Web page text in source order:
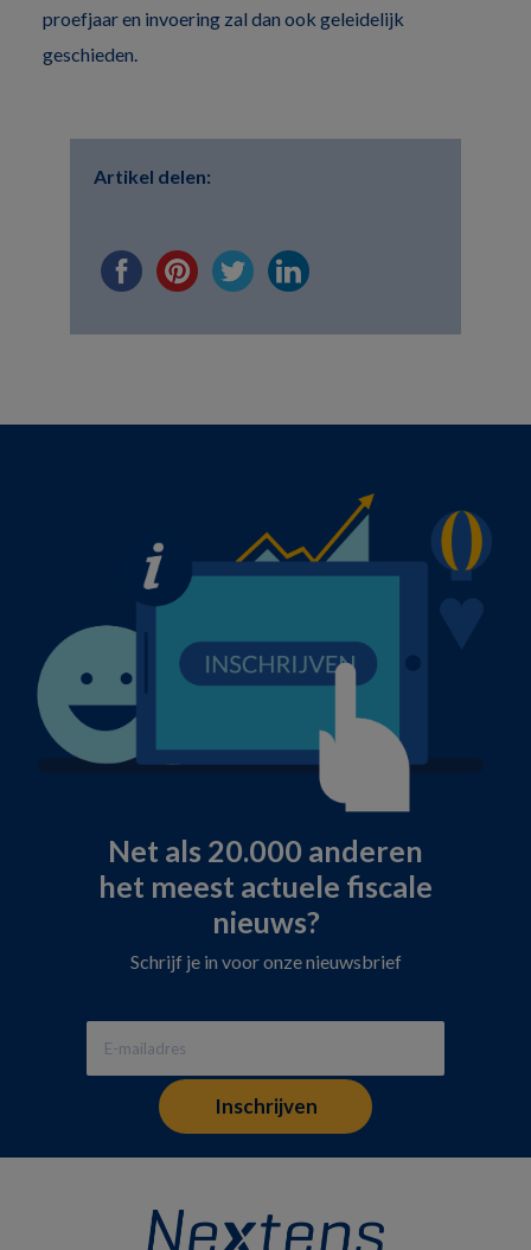
proefjaar en invoering zal dan ook geleidelijk
geschieden.
Artikel delen:
Net als 20.000 anderen
het meest actuele fiscale
nieuws?
Schrijf je in voor onze nieuwsbrief